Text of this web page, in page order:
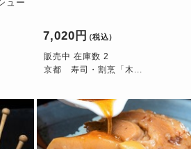
ュー
7,020円 （税込）
販売中 在庫数 2
京都 寿司・割烹「木...